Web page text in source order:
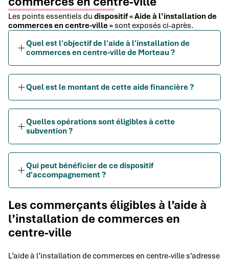
Les points essentiels du dispositif « Aide à l’installation de
commerces en centre-ville » sont exposés ci-après.
Quel est l'objectif de l'aide à l'installation de
commerces en centre-ville de Morteau ?
Quel est le montant de cette aide financière ?
Quelles opérations sont éligibles à cette
subvention ?
Qui peut bénéficier de ce dispositif
d'accompagnement ?
Les commerçants éligibles à l’aide à
l’installation de commerces en
centre-ville
L’aide à l’installation de commerces en centre-ville s’adresse